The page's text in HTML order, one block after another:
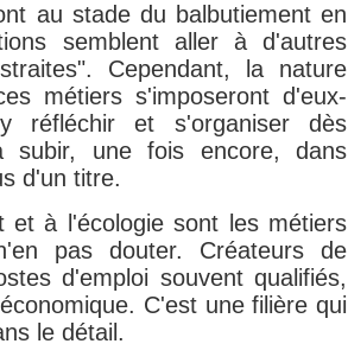
au stade du balbutiement en
semblent aller à d'autres
Cependant, la nature
métiers s'imposeront d'eux-
réfléchir et s'organiser dès
subir, une fois encore, dans
d'un titre.
et à l'écologie sont les métiers
pas douter. Créateurs de
d'emploi souvent qualifiés,
C'est une filière qui
le détail.